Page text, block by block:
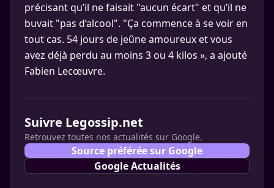
précisant qu’il ne faisait "aucun écart" et qu’il ne
buvait "pas d’alcool". "Ça commence à se voir en
tout cas. 54 jours de jeûne amoureux et vous
avez déjà perdu au moins 3 ou 4 kilos », a ajouté
Fabien Lecœuvre.
Suivre Legossip.net
Retrouvez toutes nos actualités sur Google.
Source préférée sur Google
Google Actualités